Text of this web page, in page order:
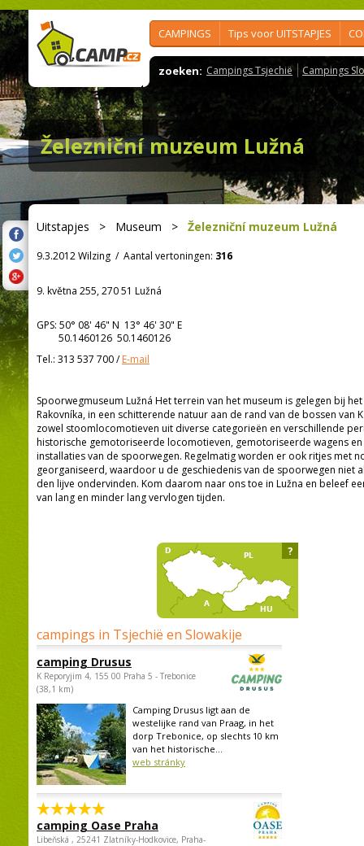
CAMPINGS Tips voor UITSTAPJES
zoeken: Campings Tsjechië Campings
Železniční muzeum Lužná
Uitstapjes > Museum > Železniční muzeum Lužná
9.3.2012 Wilzing / Aantal vertoningen: 316
9. května 255, 270 51 Lužná
GPS: 50° 08' 46" N 13° 46' 30" E
50.1460126 50.1460126
Tel.: 313 537 700/E-mail
Spoorwegmuseum Lužná Het terrein van het museum is gelegen bij
Rakovníka, in een schitterende natuur aan de rand van de bossen van
zowel stoomlocomotieven uit diverse categorieën en verschillende
historische gemotoriseerde locomotieven, gemotoriseerde wagens
installaties van de spoorwegen. Regelmatig worden er ook ritjes met
georganiseerd, waardoor u de geschiedenis van de spoorwegen niet
den lijve ondervinden. Kom daarom naar ons toe in Lužna en beleef
van lang en minder lang vervlogen tijden.
campings in Tsjechië en Slowakije
camping Drusus
K Reporyjim 4, 155 00 Praha 5 - Trebonice
(38,1 km)
Camping Drusus ligt aan de
westelijke rand van Praag, in het
dorp Trebonice, op slechts 10 km
van het historische...
web stránky
camping Oase Praha
Libeňská , 25241 Zlatníky-Hodkovice, Praha-
?